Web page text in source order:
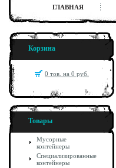
ГЛАВНАЯ
Корзина
0 тов. на 0 руб.
Товары
Мусорные
контейнеры
Специализированные
контейнеры